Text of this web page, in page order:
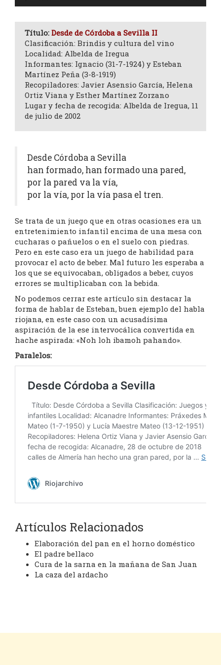
Título: Desde de Córdoba a Sevilla II
Clasificación: Brindis y cultura del vino
Localidad: Albelda de Iregua
Informantes: Ignacio (31-7-1924) y Esteban
Martínez Peña (3-8-1919)
Recopiladores: Javier Asensio García, Helena
Ortiz Viana y Esther Martínez Zorzano
Lugar y fecha de recogida: Albelda de Iregua, 11
de julio de 2002
Desde Córdoba a Sevilla
han formado, han formado una pared,
por la pared va la vía,
por la vía, por la vía pasa el tren.
Se trata de un juego que en otras ocasiones era un
entretenimiento infantil encima de una mesa con
cucharas o pañuelos o en el suelo con piedras.
Pero en este caso era un juego de habilidad para
provocar el acto de beber. Mal futuro les esperaba a
los que se equivocaban, obligados a beber, cuyos
errores se multiplicaban con la bebida.
No podemos cerrar este artículo sin destacar la
forma de hablar de Esteban, buen ejemplo del habla
riojana, en este caso con un acusadísima
aspiración de la ese intervocálica convertida en
hache aspirada: «Noh loh ibamoh pahando».
Paralelos:
Artículos Relacionados
Elaboración del pan en el horno doméstico
El padre bellaco
Cura de la sarna en la mañana de San Juan
La caza del ardacho